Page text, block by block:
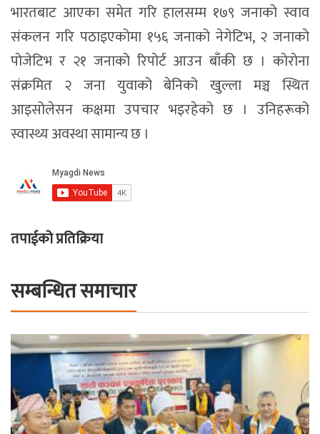
भारतबाट आएका समेत गरि हालसम्म १७९ जनाको स्वाव
संकलन गरि पठाइएकोमा १५६ जनाको नेगेटिभ, २ जनाको
पोजेटिभ र २१ जनाको रिपोर्ट आउन बाँकी छ । कोरोना
संक्रमित २ जना युवाको बेनिको खुल्ला मञ्च स्थित
आइसोलेसन कक्षमा उपचार भइरहेको छ । उनिहरूको
स्वास्थ्य अवस्था सामान्य छ ।
तपाईको प्रतिक्रिया
सम्बन्धित समाचार